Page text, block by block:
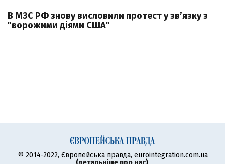
В МЗС РФ знову висловили протест у зв’язку з
"ворожими діями США"
© 2014-2022, Європейська правда, eurointegration.com.ua